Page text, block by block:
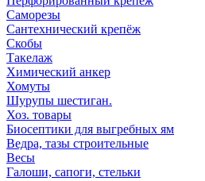
Саморезы
Сантехнический крепёж
Скобы
Такелаж
Химический анкер
Хомуты
Шурупы шестиган.
Хоз. товары
Биосептики для выгребных ям
Ведра, тазы строительные
Весы
Галоши, сапоги, стельки